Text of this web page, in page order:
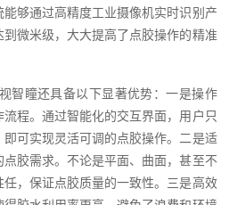
够通过高精度工业摄像机实时识别产
微米级，大大提高了点胶操作的精准
智瞳还具备以下显著优势：一是操作
程。通过智能化的交互界面，用户只
可实现灵活可调的点胶操作。二是适
胶需求。不论是平面、曲面，甚至不
，保证点胶质量的一致性。三是高效